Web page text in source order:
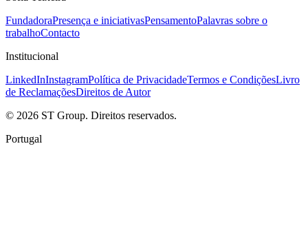
FundadoraPresença e iniciativasPensamentoPalavras sobre o
trabalhoContacto
Institucional
LinkedInInstagramPolítica de PrivacidadeTermos e CondiçõesLivro
de ReclamaçõesDireitos de Autor
© 2026 ST Group. Direitos reservados.
Portugal